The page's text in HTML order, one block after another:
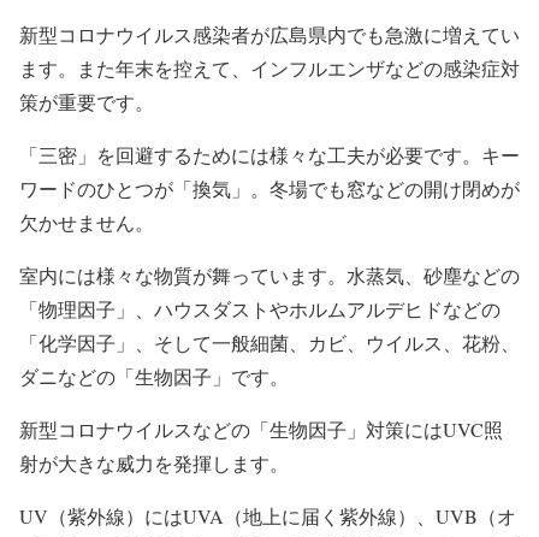
新型コロナウイルス感染者が広島県内でも急激に増えてい
ます。また年末を控えて、インフルエンザなどの感染症対
策が重要です。
「三密」を回避するためには様々な工夫が必要です。キー
ワードのひとつが「換気」。冬場でも窓などの開け閉めが
欠かせません。
室内には様々な物質が舞っています。水蒸気、砂塵などの
「物理因子」、ハウスダストやホルムアルデヒドなどの
「化学因子」、そして一般細菌、カビ、ウイルス、花粉、
ダニなどの「生物因子」です。
新型コロナウイルスなどの「生物因子」対策にはUVC照
射が大きな威力を発揮します。
UV（紫外線）にはUVA（地上に届く紫外線）、UVB（オ